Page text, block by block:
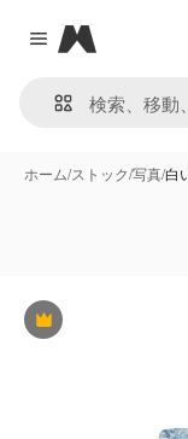
Close menu
Magnific
ホーム/ストック/写真/白
Premium